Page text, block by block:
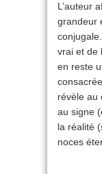
L’auteur
grandeur
vrai et de
en reste
révèle au
au signe
la réalité
noces